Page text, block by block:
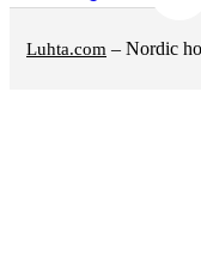
Luhta.com – Nordic